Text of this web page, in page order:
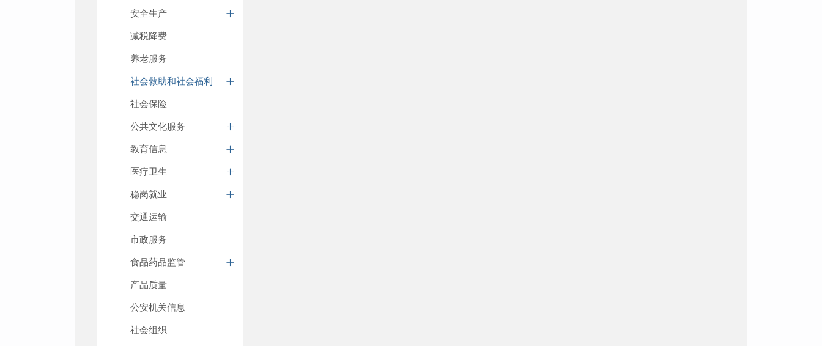
安全生产
减税降费
养老服务
社会救助和社会福利
社会保险
公共文化服务
教育信息
医疗卫生
稳岗就业
交通运输
市政服务
食品药品监管
产品质量
公安机关信息
社会组织